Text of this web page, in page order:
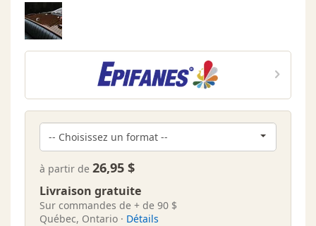
à partir de 26,95 $
Livraison gratuite
Sur commandes de + de 90 $
Québec, Ontario · Détails